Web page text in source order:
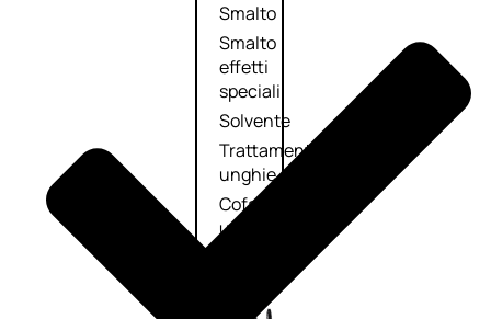
Smalto
Smalto
effetti
speciali
Solvente
Trattamenti
unghie
Cofanetti
unghie